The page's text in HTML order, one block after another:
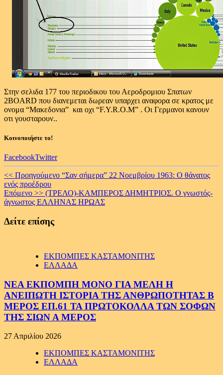
Στην σελιδα 177 του περιοδικου του Αεροδρομιου Σπατων
2BOARD που διανεμεται δωρεαν υπαρχει αναφορα σε κρατος με
ονομα “Μακεδονια” και οχι “F.Y.R.O.M” . Οι Γερμανοι κανουν
οτι γουσταρουν..
Κοινοποιήστε το!
FacebookTwitter
Continue
Reading
<< Προηγούμενο “Σαν σήμερα” 22 Νοεμβρίου 1963: Ο θάνατος
ενός προέδρου
Επόμενο >> (ΤΡΕΛΟ)-ΚΑΜΠΕΡΟΣ ΔΗΜΗΤΡΙΟΣ. Ο γνωστός-
άγνωστος ΕΛΛΗΝΑΣ ΗΡΩΑΣ
Δείτε επίσης
ΕΚΠΟΜΠΕΣ ΚΑΣΤΑΜΟΝΙΤΗΣ
ΕΛΛΑΔΑ
ΝΕΑ ΕΚΠΟΜΠΗ ΜΟΝΟ ΓΙΑ ΜΕΛΗ Η
ΑΝΕΙΠΩΤΗ ΙΣΤΟΡΙΑ ΤΗΣ ΑΝΘΡΩΠΟΤΗΤΑΣ Β
ΜΕΡΟΣ ΕΠ.61 ΤΑ ΠΡΩΤΟΚΟΛΛΑ ΤΩΝ ΣΟΦΩΝ
ΤΗΣ ΣΙΩΝ Α ΜΕΡΟΣ
27 Απριλίου 2026
ΕΚΠΟΜΠΕΣ ΚΑΣΤΑΜΟΝΙΤΗΣ
ΕΛΛΑΔΑ